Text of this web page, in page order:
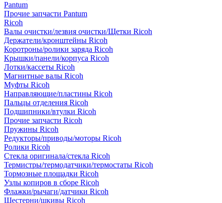
Pantum
Прочие запчасти Pantum
Ricoh
Валы очистки/лезвия очистки/Щетки Ricoh
Держатели/кронштейны Ricoh
Коротроны/ролики заряда Ricoh
Крышки/панели/корпуса Ricoh
Лотки/кассеты Ricoh
Магнитные валы Ricoh
Муфты Ricoh
Направляющие/пластины Ricoh
Пальцы отделения Ricoh
Подшипники/втулки Ricoh
Прочие запчасти Ricoh
Пружины Ricoh
Редукторы/приводы/моторы Ricoh
Ролики Ricoh
Стекла оригинала/стекла Ricoh
Термистры/термодатчики/термостаты Ricoh
Тормозные площадки Ricoh
Узлы копиров в сборе Ricoh
Флажки/рычаги/датчики Ricoh
Шестерни/шкивы Ricoh